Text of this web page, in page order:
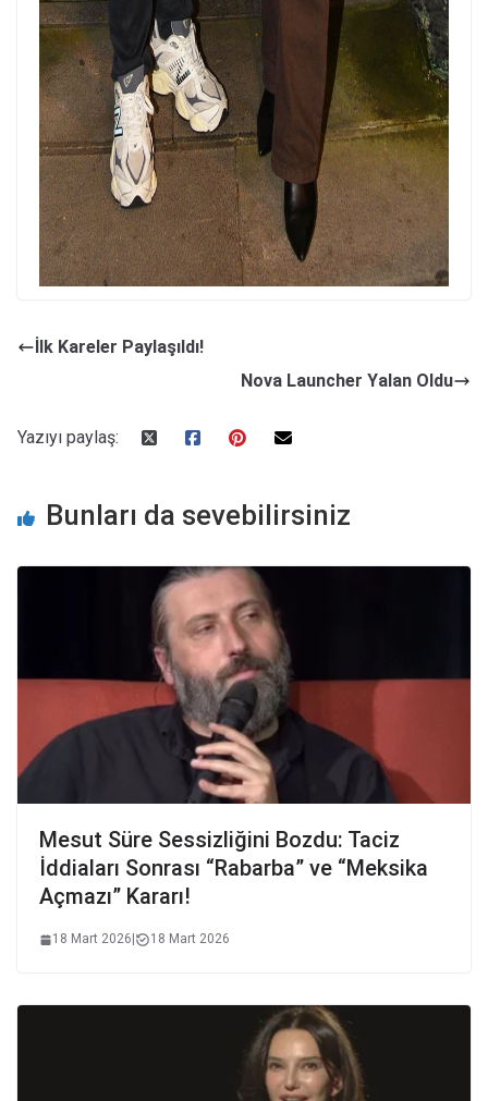
İlk Kareler Paylaşıldı!
Nova Launcher Yalan Oldu
Yazıyı paylaş:
Bunları da sevebilirsiniz
Mesut Süre Sessizliğini Bozdu: Taciz
İddiaları Sonrası “Rabarba” ve “Meksika
Açmazı” Kararı!
18 Mart 2026 18 Mart 2026